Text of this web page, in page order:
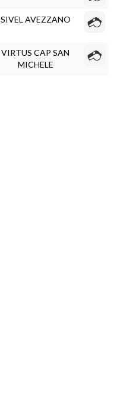
SIVEL AVEZZANO
VIRTUS CAP SAN
MICHELE